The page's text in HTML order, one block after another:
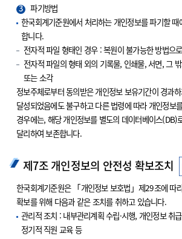
3
파기방법
한국회계기준원에서 처리하는 개인정보를 파기할 때
합니다.
전자적 파일 형태인 경우 : 복원이 불가능한 방법으
전자적 파일의 형태 외의 기록물, 인쇄물, 서면, 그
또는 소각
정보주체로부터 동의받은 개인정보 보유기간이 경과하
달성되었음에도 불구하고 다른 법령에 따라 개인정보
경우에는, 해당 개인정보를 별도의 데이터베이스(DB)
달리하여 보존합니다.
제7조 개인정보의 안전성 확보조치
한국회계기준원은 「개인정보 보호법」제29조에 따
확보를 위해 다음과 같은 조치를 취하고 있습니다.
관리적 조치 : 내부관리계획 수립·시행, 개인정보 취
정기적 직원 교육 등